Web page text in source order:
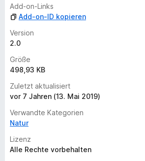
n
e
B
e
e
r
t
u
g
e
n
v
Add-on-Links
Add-on-ID kopieren
Version
2.0
Größe
498,93 KB
Zuletzt aktualisiert
vor 7 Jahren (13. Mai 2019)
Verwandte Kategorien
Natur
Lizenz
Alle Rechte vorbehalten